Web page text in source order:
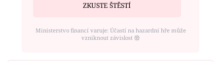
ZKUSTE ŠTĚSTÍ
Ministerstvo financí varuje: Účastí na hazardní hře může
vzniknout závislost ⑱